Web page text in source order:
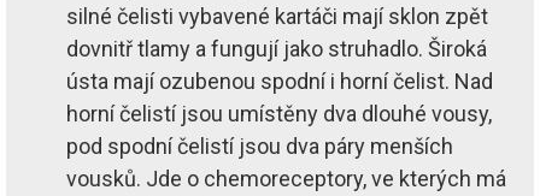
silné čelisti vybavené kartáči mají sklon zpět
dovnitř tlamy a fungují jako struhadlo. Široká
ústa mají ozubenou spodní i horní čelist. Nad
horní čelistí jsou umístěny dva dlouhé vousy,
pod spodní čelistí jsou dva páry menších
vousků. Jde o chemoreceptory, ve kterých má